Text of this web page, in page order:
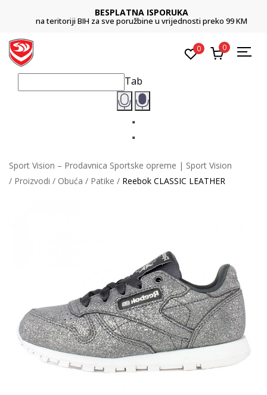
BESPLATNA ISPORUKA
na teritoriji BIH za sve poružbine u vrijednosti preko 99 KM
0 0
Tab
Sport Vision – Prodavnica Sportske opreme | Sport Vision
Proizvodi
Obuća Patike Reebok CLASSIC LEATHER